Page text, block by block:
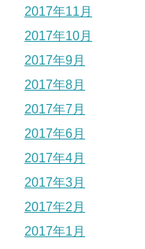
2017年11月
2017年10月
2017年9月
2017年8月
2017年7月
2017年6月
2017年4月
2017年3月
2017年2月
2017年1月